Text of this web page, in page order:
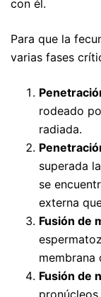
con él.
Para que la
varias fases
rodeado
radiada.
superada
se
externa
Fusión de
membrana
Fusión de